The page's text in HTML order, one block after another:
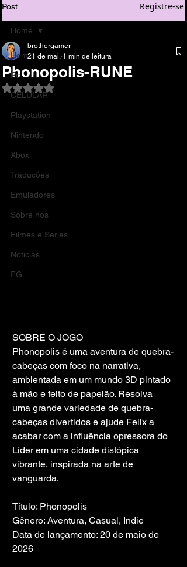
Post Registre-se
Home
Pc
CELULAR
Playstation
Nintendo
Xbox
Traduções
Emuladores
Sobre nos
Filmes e Series
Noticias
FG
Home
Phonopolis-RUNE
brothergamer
21 de mai. 1 min de leitura
Avaliado com NaN de 5 estrelas.
SOBRE O JOGO
Phonopolis é uma aventura de quebra-
cabeças com foco na narrativa,
ambientada em um mundo 3D pintado
à mão e feito de papelão. Resolva
uma grande variedade de quebra-
cabeças divertidos e ajude Felix a
acabar com a influência opressora do
Líder em uma cidade distópica
vibrante, inspirada na arte de
vanguarda.
Título: Phonopolis
Gênero: Aventura, Casual, Indie
Data de lançamento: 20 de maio de
2026